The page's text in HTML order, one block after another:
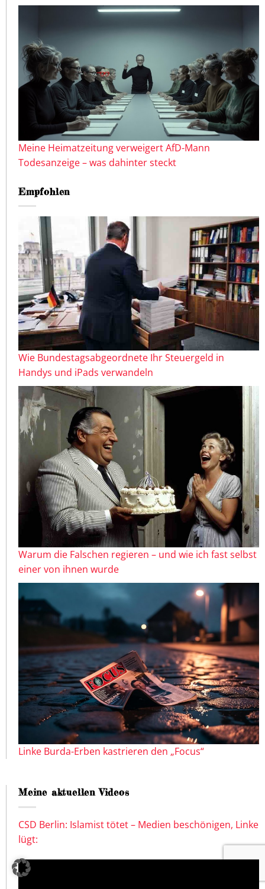
Meine Heimatzeitung verweigert AfD-Mann
Todesanzeige – was dahinter steckt
Empfohlen
Wie Bundestagsabgeordnete Ihr Steuergeld in
Handys und iPads verwandeln
Warum die Falschen regieren – und wie ich fast selbst
einer von ihnen wurde
Linke Burda-Erben kastrieren den „Focus“
Meine aktuellen Videos
CSD Berlin: Islamist tötet – Medien beschönigen, Linke
lügt: